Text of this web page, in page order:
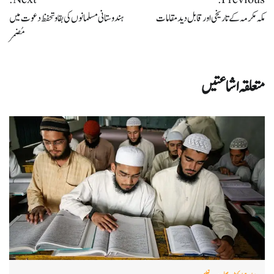
کی
مکہ مکرمہ کے تاریخی اور قابل دید مقامات
ہندوستانی مسلمانوں کی بقا و تحفظ دعوت میں
مُضمر
متعلقہ اشاعتیں